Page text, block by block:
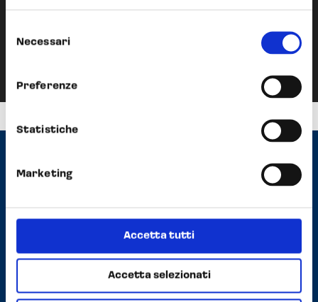
delNecessari
Preferenze
Statistiche
Marketing
Accetta tutti
Accetta selezionati
molecular-weight Heparin
Contatti
Strada Scaglia Est, 5 41126 Modena, Italy
+39 059 558352
opocrin@pec.it